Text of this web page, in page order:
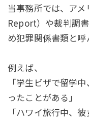
当事務所では、ア
Report）や裁判調
め犯罪関係書類と呼
例えば、
「学生ビザで留学
ったことがある」
「ハワイ旅行中、